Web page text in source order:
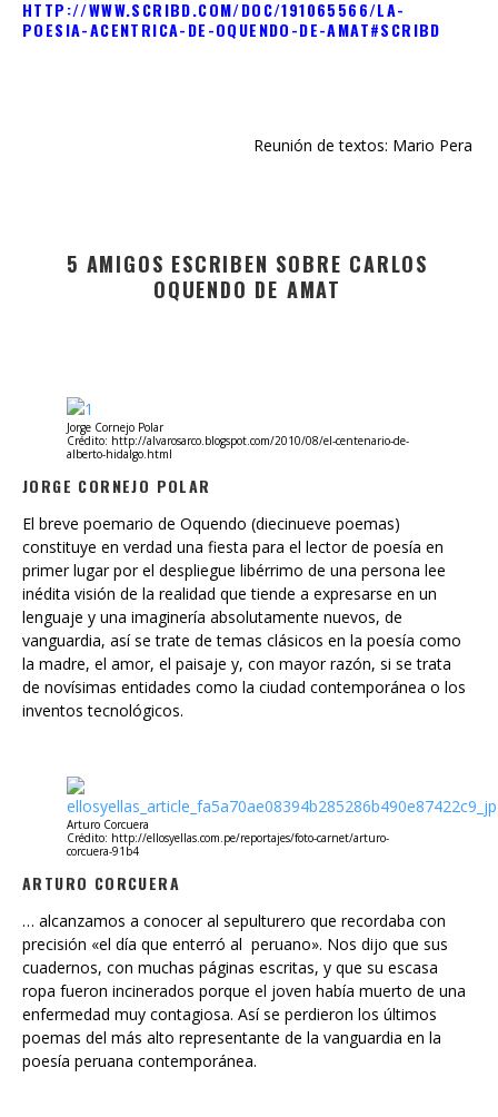
Crédito: http://alvarosarco.blogspot.com/2010/08/el-centenario-de-
alberto-hidalgo.html
JORGE CORNEJO POLAR
El breve poemario de Oquendo (diecinueve poemas)
primer lugar por el despliegue libérrimo de una persona lee
inédita visión de la realidad que tiende a expresarse en un
lenguaje y una imaginería absolutamente nuevos, de
vanguardia, así se trate de temas clásicos en la poesía como
la madre, el amor, el paisaje y, con mayor razón, si se trata
de novísimas entidades como la ciudad contemporánea o los
inventos tecnológicos.
Arturo Corcuera
Crédito: http://ellosyellas.com.pe/reportajes/foto-carnet/arturo-
corcuera-91b4
ARTURO CORCUERA
… alcanzamos a conocer al sepulturero que recordaba con
cuadernos, con muchas páginas escritas, y que su escasa
ropa fueron incinerados porque el joven había muerto de una
enfermedad muy contagiosa. Así se perdieron los últimos
poemas del más alto representante de la vanguardia en la
poesía peruana contemporánea.